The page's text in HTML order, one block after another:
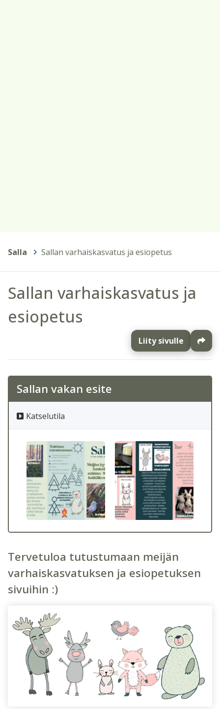
Salla Sallan varhaiskasvatus ja esiopetus
Sallan varhaiskasvatus ja
esiopetus
Liity sivulle
Sallan vakan esite
Katselutila
Tervetuloa tutustumaan meijän
varhaiskasvatuksen ja esiopetuksen
sivuihin :)